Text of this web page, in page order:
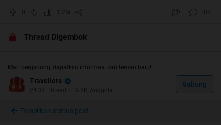
dan Sumatera dan ada pertanyaan2 berkaitan dengan
tiket, dll
Jawaban2 yang disampaikan TS maupun teman2
1.2M
Thread Digembok
Mari bergabung, dapatkan informasi dan teman baru!
Travellers
24.3K Thread • 19.5K Anggota
Gabung
Tampilkan semua post